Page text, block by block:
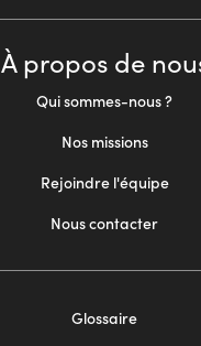
À propos de
Qui sommes-nous ?
Nos missions
Rejoindre l'équipe
Nous contacter
Glossaire